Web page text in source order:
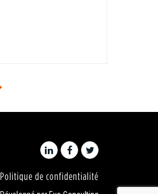
Politique de confidentialité